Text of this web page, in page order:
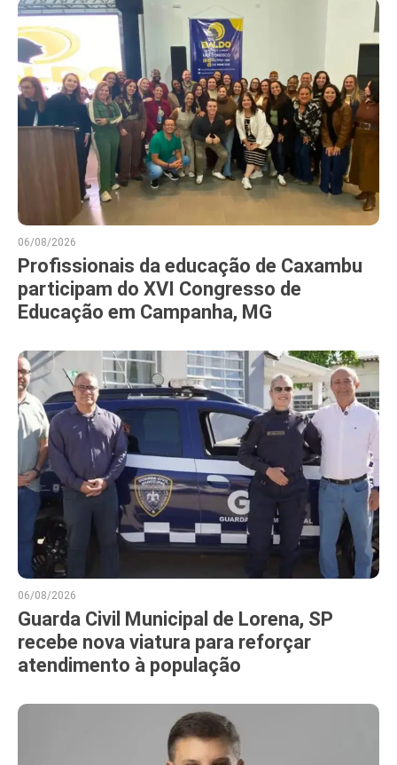
06/08/2026
Profissionais da educação de Caxambu
participam do XVI Congresso de
Educação em Campanha, MG
06/08/2026
Guarda Civil Municipal de Lorena, SP
recebe nova viatura para reforçar
atendimento à população